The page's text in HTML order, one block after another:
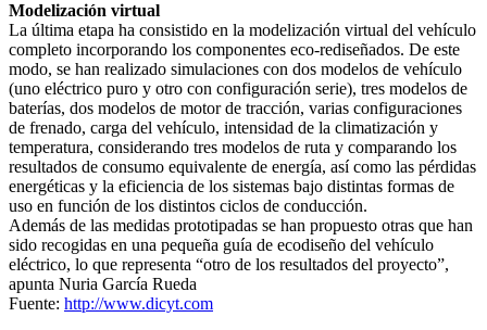
Modelización virtual
La última etapa ha consistido en la modelización virtual del vehículo
completo incorporando los componentes eco-rediseñados. De este
modo, se han realizado simulaciones con dos modelos de vehículo
(uno eléctrico puro y otro con configuración serie), tres modelos de
baterías, dos modelos de motor de tracción, varias configuraciones
de frenado, carga del vehículo, intensidad de la climatización y
temperatura, considerando tres modelos de ruta y comparando los
resultados de consumo equivalente de energía, así como las pérdidas
energéticas y la eficiencia de los sistemas bajo distintas formas de
uso en función de los distintos ciclos de conducción.
Además de las medidas prototipadas se han propuesto otras que han
sido recogidas en una pequeña guía de ecodiseño del vehículo
eléctrico, lo que representa “otro de los resultados del proyecto”,
apunta Nuria García Rueda
Fuente: http://www.dicyt.com